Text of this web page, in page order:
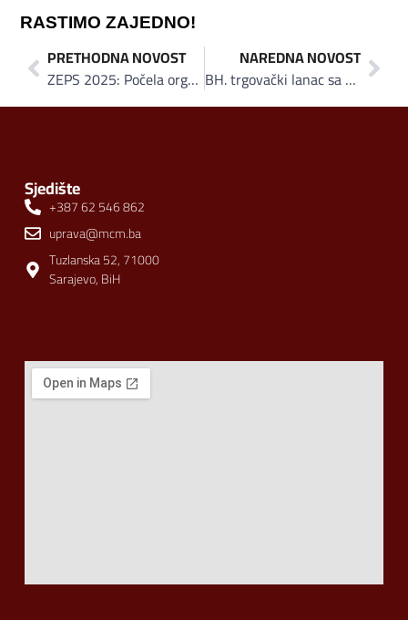
RASTIMO ZAJEDNO!
PRETHODNA NOVOST
ZEPS 2025: Počela organizacija B2B susreta u okviru privrednog događaja godine
NAREDNA NOVOST
BH. trgovački lanac sa najdužom tradicijom: U Butmiru otvoren proširen i moderniziran Hoše market
Sjedište
+387 62 546 862
uprava@mcm.ba
Tuzlanska 52, 71000
Sarajevo, BiH